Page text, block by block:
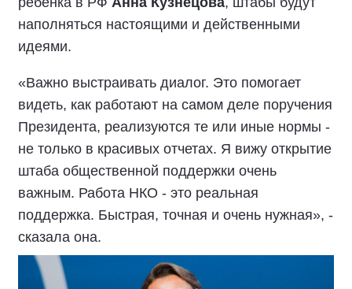
наполняться настоящими и действенными
идеями.
«Важно выстраивать диалог. Это помогает
видеть, как работают на самом деле поручения
Президента, реализуются те или иные нормы -
не только в красивых отчетах. Я вижу открытие
штаба общественной поддержки очень
важным. Работа НКО - это реальная
поддержка. Быстрая, точная и очень нужная», -
сказала она.